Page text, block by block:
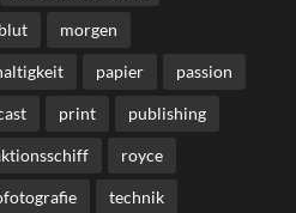
morgen
papier passion
print publishing
royce
technik